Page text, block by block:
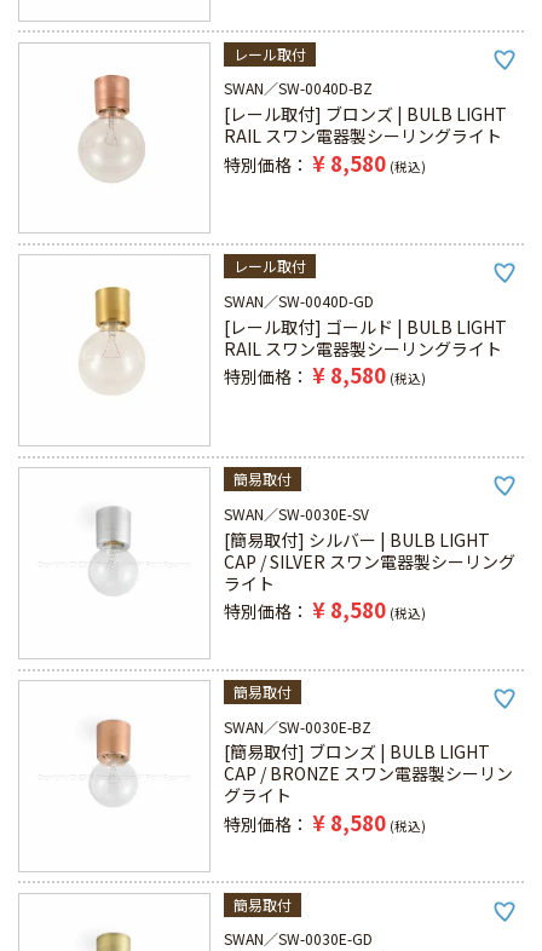
レール取付
SWAN
SW-0040D-BZ
[レール取付] ブロンズ | BULB LIGHT
RAIL スワン電器製シーリングライト
特別価格
¥ 8,580 税込
レール取付
SWAN
SW-0040D-GD
[レール取付] ゴールド | BULB LIGHT
RAIL スワン電器製シーリングライト
特別価格
¥ 8,580 税込
簡易取付
SWAN
SW-0030E-SV
[簡易取付] シルバー | BULB LIGHT
CAP / SILVER スワン電器製シーリング
ライト
特別価格
¥ 8,580 税込
簡易取付
SWAN
SW-0030E-BZ
[簡易取付] ブロンズ | BULB LIGHT
CAP / BRONZE スワン電器製シーリン
グライト
特別価格
¥ 8,580 税込
簡易取付
SWAN
SW-0030E-GD